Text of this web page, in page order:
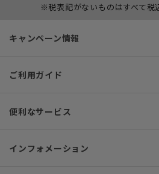
※税表記がないものはすべて税
キャンペーン情報
ご利用ガイド
便利なサービス
インフォメーション